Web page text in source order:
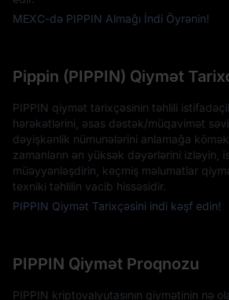
MEXC-də PIPPIN Almağı İndi Öyrənin!
Pippin (PIPPIN) Qiymət
PIPPIN qiymət tarixçəsinin təhlili
hərəkətlərini, əsas dəstək/müqavimət
dəyişkənlik nümunələrini anlamağa
zamanların ən yüksək dəyərlərini izləyin,
müəyyənləşdirin, keçmiş məlumatlar
texniki təhlilin vacib hissəsidir.
PIPPIN Qiymət Tarixçəsini indi kəşf edin!
PIPPIN Qiymət Proqnozu
PIPPIN kriptovalyutasının qiymətinin nə